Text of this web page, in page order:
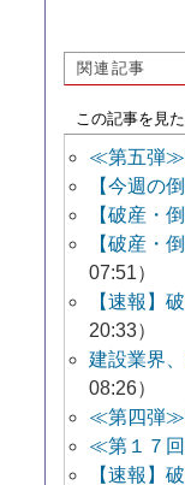
関連記事
この記事を見
≪第五弾≫
【今週の
【破産・
【破産・
07:51）
【速報】
20:33）
建設業界
08:26）
≪第四弾≫
≪第１７
【速報】